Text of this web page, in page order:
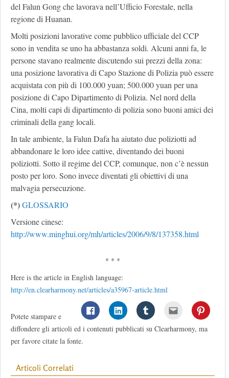
del Falun Gong che lavorava nell’Ufficio Forestale, nella
regione di Huanan.
Molti posizioni lavorative come pubblico ufficiale del CCP
sono in vendita se uno ha abbastanza soldi. Alcuni anni fa, le
persone stavano realmente discutendo sui prezzi della zona:
una posizione lavorativa di Capo Stazione di Polizia può essere
acquistata con più di 100.000 yuan; 500.000 yuan per una
posizione di Capo Dipartimento di Polizia. Nel nord della
Cina, molti capi di dipartimento di polizia sono buoni amici dei
criminali della gang locali.
In tale ambiente, la Falun Dafa ha aiutato due poliziotti ad
abbandonare le loro idee cattive, diventando dei buoni
poliziotti. Sotto il regime del CCP, comunque, non c’è nessun
posto per loro. Sono invece diventati gli obiettivi di una
malvagia persecuzione.
(*)GLOSSARIO
Versione cinese:
http://www.minghui.org/mh/articles/2006/9/8/137358.html
* * *
Here is the article in English language:
http://en.clearharmony.net/articles/a35967-article.html
Potete stampare e
diffondere gli articoli ed i contenuti pubblicati su Clearharmony, ma
per favore citate la fonte.
Articoli Correlati